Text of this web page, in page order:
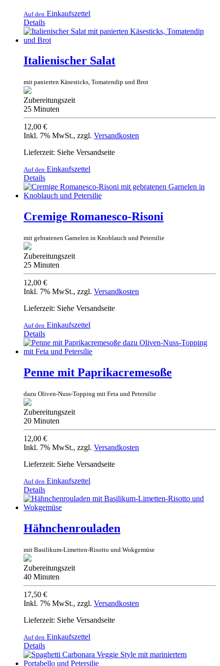
Auf den Einkaufszettel
Details
Italienischer Salat
mit panierten Käsesticks, Tomatendip und Brot
Zubereitungszeit
25 Minuten
12,00 €
Inkl. 7% MwSt., zzgl. Versandkosten
Lieferzeit: Siehe Versandseite
Auf den Einkaufszettel
Details
Cremige Romanesco-Risoni
mit gebratenen Garnelen in Knoblauch und Petersilie
Zubereitungszeit
25 Minuten
12,00 €
Inkl. 7% MwSt., zzgl. Versandkosten
Lieferzeit: Siehe Versandseite
Auf den Einkaufszettel
Details
Penne mit Paprikacremesoße
dazu Oliven-Nuss-Topping mit Feta und Petersilie
Zubereitungszeit
20 Minuten
12,00 €
Inkl. 7% MwSt., zzgl. Versandkosten
Lieferzeit: Siehe Versandseite
Auf den Einkaufszettel
Details
Hähnchenrouladen
mit Basilikum-Limetten-Risotto und Wokgemüse
Zubereitungszeit
40 Minuten
17,50 €
Inkl. 7% MwSt., zzgl. Versandkosten
Lieferzeit: Siehe Versandseite
Auf den Einkaufszettel
Details